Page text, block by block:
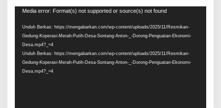
Pemutar
Media error: Format(s) not supported or source(s) not found
Unduh Berkas: https://mengabarkan.com/wp-content/uploads/2025/11/Resmikan-
Gedung-Koperasi-Merah-Putih-Desa-Sontang-Anton-_-Dorong-Penguatan-Ekonomi-
Desa.mp4?_=4
Unduh Berkas: https://mengabarkan.com/wp-content/uploads/2025/11/Resmikan-
Gedung-Koperasi-Merah-Putih-Desa-Sontang-Anton-_-Dorong-Penguatan-Ekonomi-
Desa.mp4?_=4